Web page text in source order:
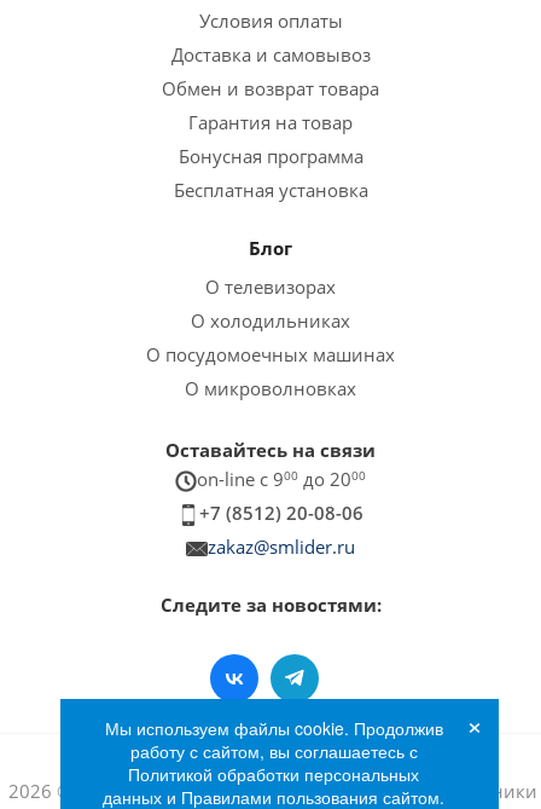
Условия оплаты
Доставка и самовывоз
Обмен и возврат товара
Гарантия на товар
Бонусная программа
Бесплатная установка
Блог
О телевизорах
О холодильниках
О посудомоечных машинах
О микроволновках
Оставайтесь на связи
on-line c 900 до 2000
+7 (8512) 20-08-06
zakaz@smlider.ru
Следите за новостями:
2026 © Интернет-магазин бытовой техники и электроники
Мы используем файлы cookie. Продолжив
работу с сайтом, вы соглашаетесь с
Политикой обработки персональных
данных и Правилами пользования сайтом.
×